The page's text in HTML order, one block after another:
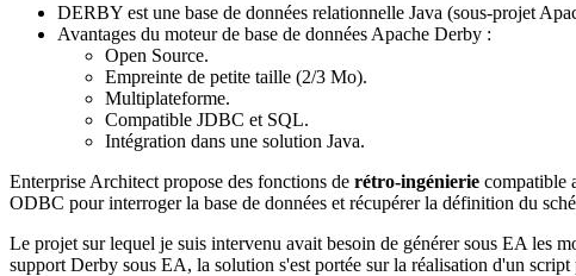
DERBY est une base de données relationnelle Java (sous-projet
Avantages du moteur de base de données Apache Derby :
Open Source.
Empreinte de petite taille (2/3 Mo).
Multiplateforme.
Compatible JDBC et SQL.
Intégration dans une solution Java.
Enterprise Architect propose des fonctions de rétro-ingénierie compatible
ODBC pour interroger la base de données et récupérer la définition du
Le projet sur lequel je suis intervenu avait besoin de générer sous EA les
support Derby sous EA, la solution s'est portée sur la réalisation d'un